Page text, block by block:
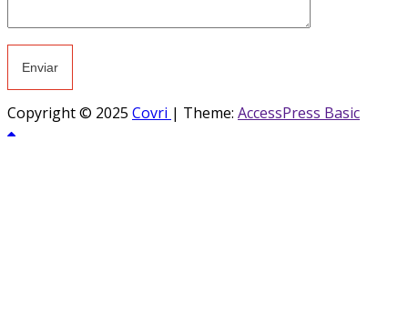
Copyright © 2025 Covri | Theme: AccessPress Basic